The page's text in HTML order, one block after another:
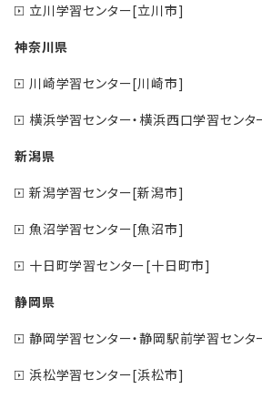
立川学習センター[立川市]
神奈川県
川崎学習センター[川崎市]
横浜学習センター・横浜西口学習セン
新潟県
新潟学習センター[新潟市]
魚沼学習センター[魚沼市]
十日町学習センター[十日町市]
静岡県
静岡学習センター・静岡駅前学習セン
浜松学習センター[浜松市]